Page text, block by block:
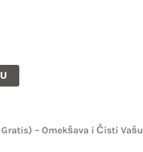
– Omekšava i Čisti Vašu